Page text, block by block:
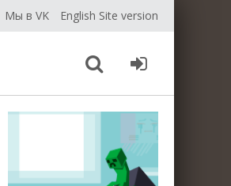
Мы в VK English Site version